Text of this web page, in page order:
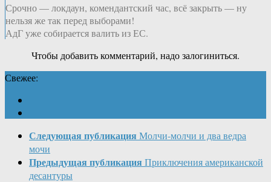
Срочно — локдаун, комендантский час, всё закрыть — ну
нельзя же так перед выборами!
АдГ уже собирается валить из ЕС.
Чтобы добавить комментарий, надо залогиниться.
Свежее:
Следующая публикация Молчи-молчи и два ведра
мочи
Предыдущая публикация Приключения американской
десантуры